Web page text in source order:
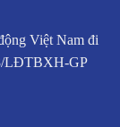
Việt Nam đi
LĐTBXH-GP